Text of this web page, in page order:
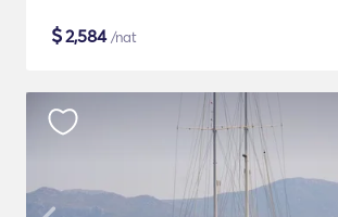
$2,584/nat